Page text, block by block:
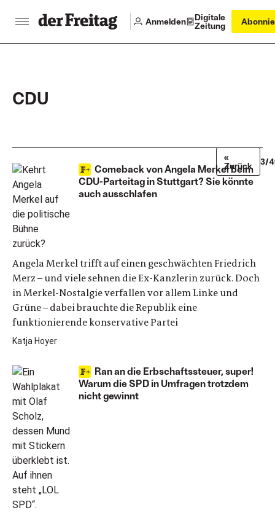
Anmelden
Digitale
Zeitung
CDU
Comeback von Angela Merkel beim
CDU-Parteitag in Stuttgart? Sie könnte
auch ausschlafen
Angela Merkel trifft auf einen geschwächten Friedrich
Merz – und viele sehnen die Ex-Kanzlerin zurück. Doch
in Merkel-Nostalgie verfallen vor allem Linke und
Grüne – dabei brauchte die Republik eine
funktionierende konservative Partei
Katja Hoyer
Ran an die Erbschaftssteuer, super!
Warum die SPD in Umfragen trotzdem
nicht gewinnt
«
Zurück
3/